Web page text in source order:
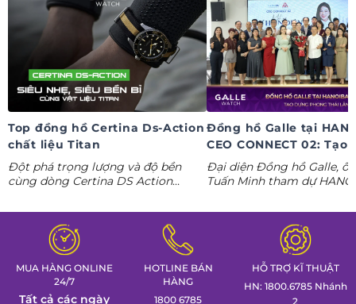
Top đồng hồ Certina Ds-Action
chất liệu Titan
Đột phá trọng lượng và độ bền
cùng dòng Certina DS Action
tác thể thao cá tính nhất trong
Tuần lễ đồng hồ Thụy Sỹ cùng
Đồng hồ Galle!
Đồng hồ Galle tại
CEO CONNECT 02: Tạo
phong thái lãnh đạo kỷ
nguyên AI
Đại diện Đồng hồ Galle,
Tuấn Minh tham dự
gian trưng bày đồng hồ
định hình phong thái lãnh
MUA HÀNG ONLINE
24/7
Tất cả các ngày
HOTLINE BÁN
HÀNG
1800 6785
HỖ TRỢ KĨ THUẬT
HN: 1800.6785 Nhánh
2